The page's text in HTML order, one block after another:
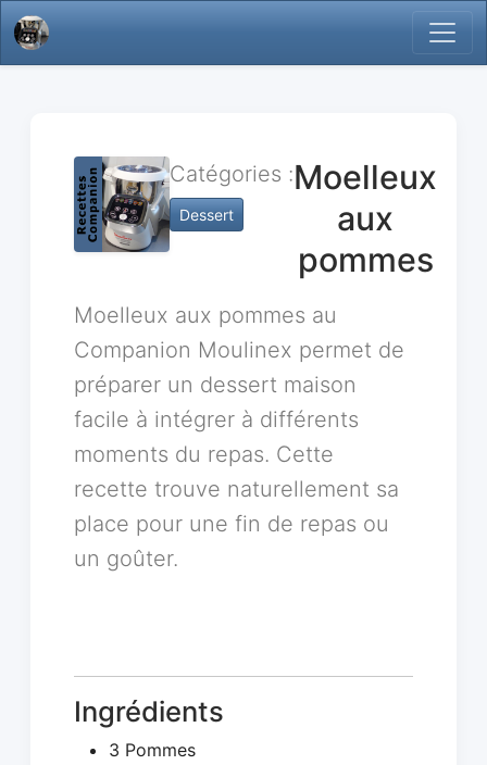
Catégories :
Dessert
Moelleux
aux
pommes
Moelleux aux pommes au
Companion Moulinex permet de
préparer un dessert maison
facile à intégrer à différents
moments du repas. Cette
recette trouve naturellement sa
place pour une fin de repas ou
un goûter.
Ingrédients
3 Pommes